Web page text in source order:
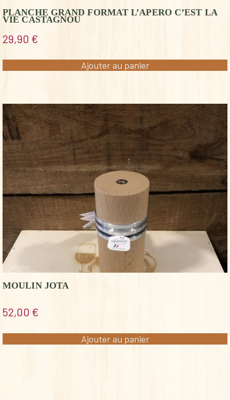
PLANCHE GRAND FORMAT L’APERO C’EST LA
VIE CASTAGNOU
29,90 €
Ajouter au panier
MOULIN JOTA
52,00 €
Ajouter au panier